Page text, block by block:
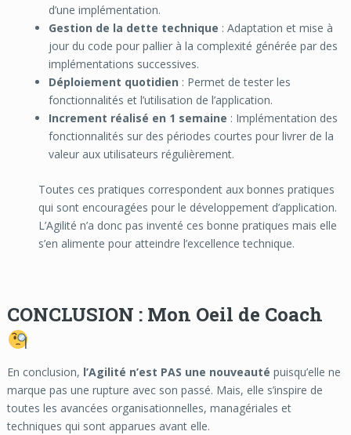
d’une implémentation.
Gestion de la dette technique : Adaptation et mise à
jour du code pour pallier à la complexité générée par des
implémentations successives.
Déploiement quotidien : Permet de tester les
fonctionnalités et l’utilisation de l’application.
Increment réalisé en 1 semaine : Implémentation des
fonctionnalités sur des périodes courtes pour livrer de la
valeur aux utilisateurs régulièrement.
Toutes ces pratiques correspondent aux bonnes pratiques
qui sont encouragées pour le développement d’application.
L’Agilité n’a donc pas inventé ces bonne pratiques mais elle
s’en alimente pour atteindre l’excellence technique.
CONCLUSION : Mon Oeil de Coach
En conclusion, l’Agilité n’est PAS une nouveauté puisqu’elle ne
marque pas une rupture avec son passé. Mais, elle s’inspire de
toutes les avancées organisationnelles, managériales et
techniques qui sont apparues avant elle.